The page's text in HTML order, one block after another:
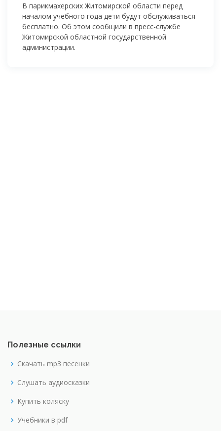
В парикмахерских Житомирской области перед
началом учебного года дети будут обслуживаться
бесплатно. Об этом сообщили в пресс-службе
Житомирской областной государственной
администрации.
Полезные ссылки
Скачать mp3 песенки
Слушать аудиосказки
Купить коляску
Учебники в pdf